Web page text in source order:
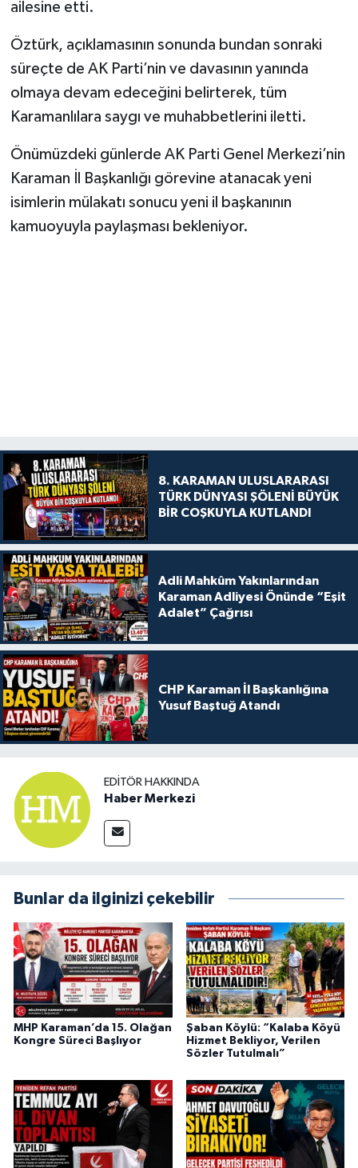
ailesine etti.
Öztürk, açıklamasının sonunda bundan sonraki
süreçte de AK Parti’nin ve davasının yanında
olmaya devam edeceğini belirterek, tüm
Karamanlılara saygı ve muhabbetlerini iletti.
Önümüzdeki günlerde AK Parti Genel Merkezi’nin
Karaman İl Başkanlığı görevine atanacak yeni
isimlerin mülakatı sonucu yeni il başkanının
kamuoyuyla paylaşması bekleniyor.
8. KARAMAN ULUSLARARASI
TÜRK DÜNYASI ŞÖLENİ BÜYÜK
BİR COŞKUYLA KUTLANDI
Adli Mahkûm Yakınlarından
Karaman Adliyesi Önünde “Eşit
Adalet” Çağrısı
CHP Karaman İl Başkanlığına
Yusuf Baştuğ Atandı
EDITÖR HAKKINDA
Haber Merkezi
Bunlar da ilginizi çekebilir
MHP Karaman’da 15. Olağan
Kongre Süreci Başlıyor
Şaban Köylü: “Kalaba Köyü
Hizmet Bekliyor, Verilen
Sözler Tutulmalı”